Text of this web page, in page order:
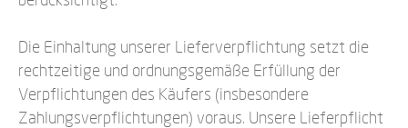
Die Einhaltung unserer Lieferverpflichtung setzt die
rechtzeitige und ordnungsgemäße Erfüllung der
Verpflichtungen des Käufers (insbesondere
Zahlungsverpflichtungen) voraus. Unsere Lieferpflicht